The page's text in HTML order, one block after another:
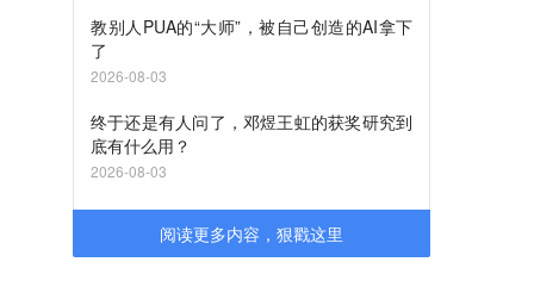
教别人PUA的“大师”，被自己创造的AI拿下
了
2026-08-03
终于还是有人问了，邓煜王虹的获奖研究到
底有什么用？
2026-08-03
阅读更多内容，狠戳这里